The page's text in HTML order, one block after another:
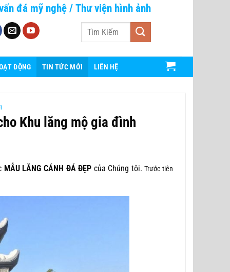
đá mỹ nghệ/ Thư viện hình ảnh
Tìm
ĐỘNG TIN TỨC MỚI LIÊN HỆ
Khu lăng mộ gia đình
MẪU LĂNG CÁNH ĐÁ ĐẸP của Chúng tôi.Trước tiên